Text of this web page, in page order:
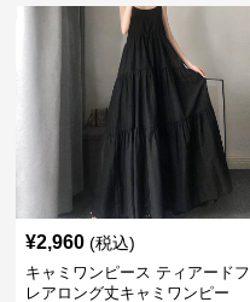
¥2,960 (税込)
キャミワンピース ティアードフ
レアロング丈キャミワンピー